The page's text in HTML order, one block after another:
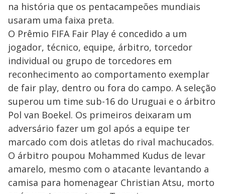
na história que os pentacampeões mundiais
usaram uma faixa preta.
O Prêmio FIFA Fair Play é concedido a um
jogador, técnico, equipe, árbitro, torcedor
individual ou grupo de torcedores em
reconhecimento ao comportamento exemplar
de fair play, dentro ou fora do campo. A seleção
superou um time sub-16 do Uruguai e o árbitro
Pol van Boekel. Os primeiros deixaram um
adversário fazer um gol após a equipe ter
marcado com dois atletas do rival machucados.
O árbitro poupou Mohammed Kudus de levar
amarelo, mesmo com o atacante levantando a
camisa para homenagear Christian Atsu, morto